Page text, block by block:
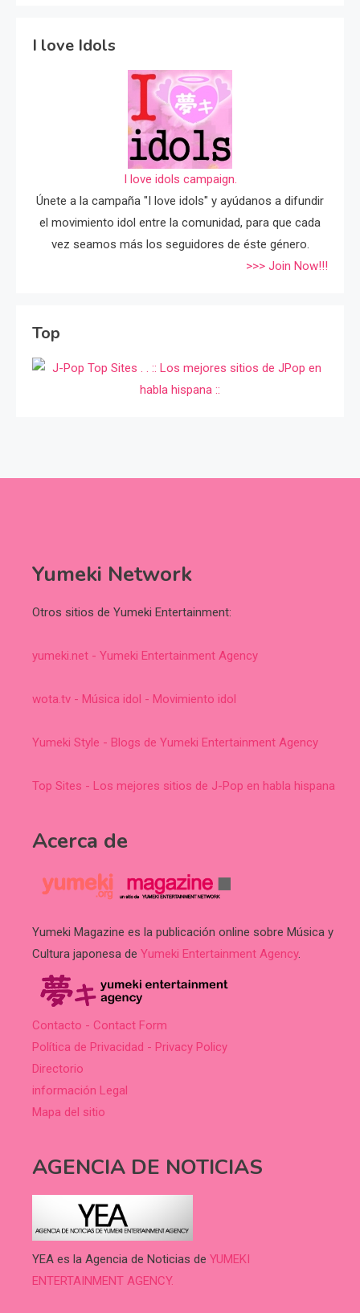
I love Idols
I love idols campaign.
Únete a la campaña "I love idols" y ayúdanos a difundir
el movimiento idol entre la comunidad, para que cada
vez seamos más los seguidores de éste género.
>>> Join Now!!!
Top
Yumeki Network
Otros sitios de Yumeki Entertainment:
yumeki.net - Yumeki Entertainment Agency
wota.tv - Música idol - Movimiento idol
Yumeki Style - Blogs de Yumeki Entertainment Agency
Top Sites - Los mejores sitios de J-Pop en habla hispana
Acerca de
Yumeki Magazine es la publicación online sobre Música y
Cultura japonesa de Yumeki Entertainment Agency.
Contacto - Contact Form
Política de Privacidad - Privacy Policy
Directorio
información Legal
Mapa del sitio
AGENCIA DE NOTICIAS
YEA es la Agencia de Noticias de YUMEKI
ENTERTAINMENT AGENCY.